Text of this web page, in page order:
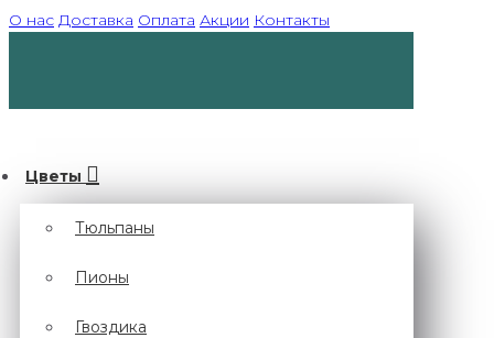
О нас Доставка Оплата Акции Контакты
Цветы
Тюльпаны
Пионы
Гвоздика